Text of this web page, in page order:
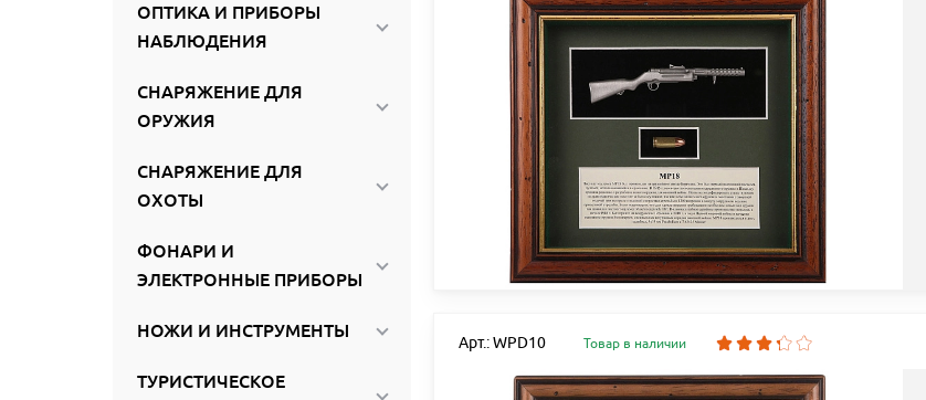
ОПТИКА И ПРИБОРЫ
НАБЛЮДЕНИЯ
СНАРЯЖЕНИЕ ДЛЯ
ОРУЖИЯ
СНАРЯЖЕНИЕ ДЛЯ
ОХОТЫ
ФОНАРИ И
ЭЛЕКТРОННЫЕ ПРИБОРЫ
НОЖИ И ИНСТРУМЕНТЫ
ТУРИСТИЧЕСКОЕ
Арт.: WPD10 Товар в наличии